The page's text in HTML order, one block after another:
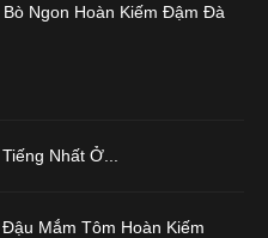
Bò Ngon Hoàn Kiếm Đậm Đà
Nhất Ở...
Mắm Tôm Hoàn Kiếm